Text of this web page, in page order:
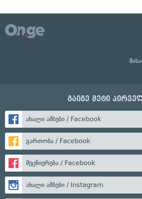
გაიგე მეტი
ახალი ამბები / Facebook
გართობა / Facebook
მეცნიერება / Facebook
ახალი ამბები / Instagram